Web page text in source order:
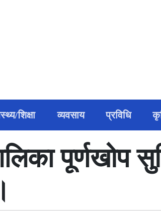
शिक्षा व्यवसाय प्रविधि
पूर्णखोप